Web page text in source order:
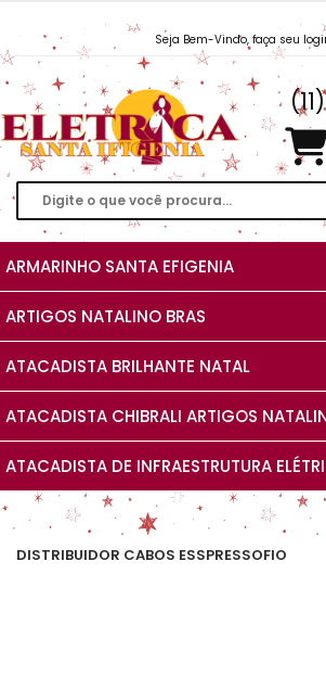
Seja Bem-Vindo, faça seu
ARMARINHO SANTA EFIGENIA
ARTIGOS NATALINO BRAS
ATACADISTA BRILHANTE NATAL
ATACADISTA CHIBRALI ARTIGOS
ATACADISTA DE INFRAESTRUTURA
DISTRIBUIDOR CABOS ESSPRESSOFIO